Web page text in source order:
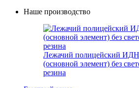
Наше производство
Лежачий полицейский
(основной элемент) без
резина